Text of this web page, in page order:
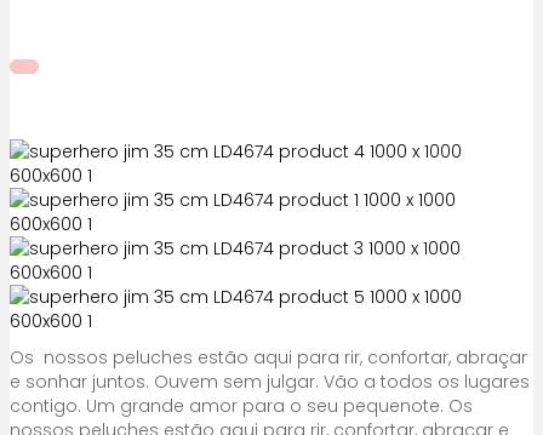
Os nossos peluches estão aqui para rir, confortar, abraçar
e sonhar juntos. Ouvem sem julgar. Vão a todos os lugares
contigo. Um grande amor para o seu pequenote. Os